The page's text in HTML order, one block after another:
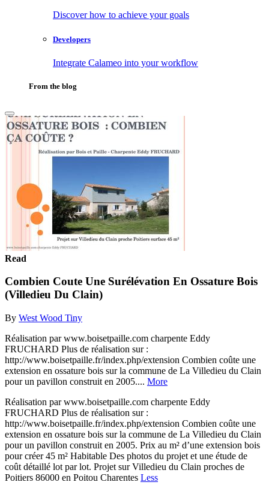
Discover how to achieve your goals
Developers
Integrate Calameo into your workflow
From the blog
Read
Combien Coute Une Surélévation En Ossature Bois
(Villedieu Du Clain)
By West Wood Tiny
Réalisation par www.boisetpaille.com charpente Eddy
FRUCHARD Plus de réalisation sur :
http://www.boisetpaille.fr/index.php/extension Combien coûte une
extension en ossature bois sur la commune de La Villedieu du Clain
pour un pavillon construit en 2005.... More
Réalisation par www.boisetpaille.com charpente Eddy
FRUCHARD Plus de réalisation sur :
http://www.boisetpaille.fr/index.php/extension Combien coûte une
extension en ossature bois sur la commune de La Villedieu du Clain
pour un pavillon construit en 2005. Prix au m² d’une extension bois
pour créer 45 m² Habitable Des photos du projet et une étude de
coût détaillé lot par lot. Projet sur Villedieu du Clain proches de
Poitiers 86000 en Poitou Charentes Less